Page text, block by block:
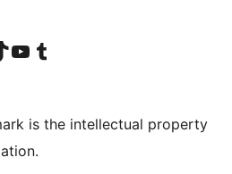
account
ہمارے ٹک ٹاک اکاؤنٹ
Visit our YouTube channel
ہمارے ٹمبلر اکاؤنٹ پر جائیں
is the intellectual property